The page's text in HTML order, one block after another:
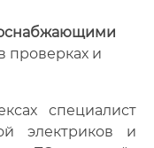
проверках и
специалист
электриков и